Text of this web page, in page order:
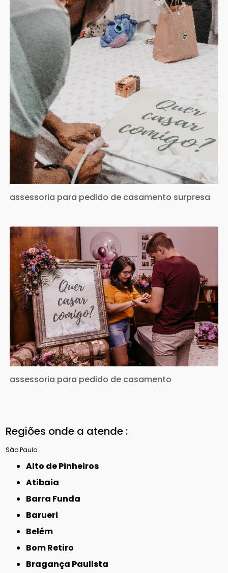
assessoria para pedido de casamento surpresa
assessoria para pedido de casamento
Regiões onde a atende :
São Paulo
Alto de Pinheiros
Atibaia
Barra Funda
Barueri
Belém
Bom Retiro
Bragança Paulista